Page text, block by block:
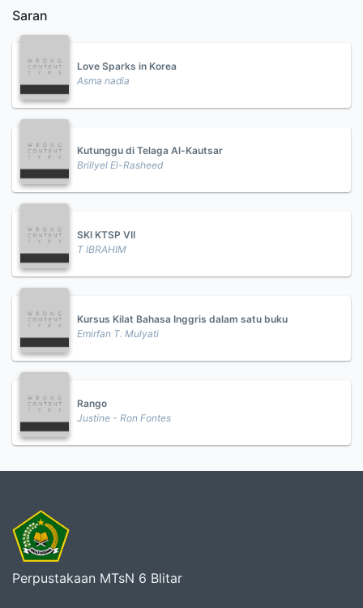
Saran
Love Sparks in Korea
Asma nadia
Kutunggu di Telaga Al-Kautsar
Brillyel El-Rasheed
SKI KTSP VII
T IBRAHIM
Kursus Kilat Bahasa Inggris dalam satu buku
Emirfan T. Mulyati
Rango
Justine - Ron Fontes
Perpustakaan MTsN 6 Blitar